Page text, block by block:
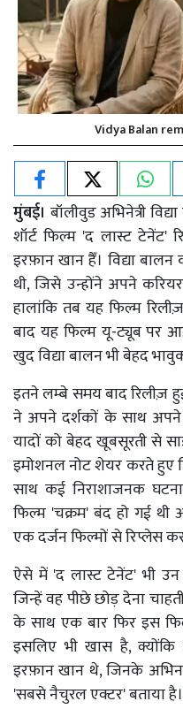
Vidya Balan
मुंबई। बॉलीवुड अभिनेत्री
शॉर्ट फिल्म 'द लास्ट टेनेंट'
इरफ़ान खान हैँ। विद्या
थी, जिसे उन्होंने अपने
हालांकि तब यह फिल्म
बाद यह फिल्म यू-ट्यूब पर
खुद विद्या बालन भी बेहद
इतने लम्बे समय बाद रिलीज़
ने अपने दर्शकों के साथ
यादों को बेहद खूबसूरती से
इमोशनल नोट शेयर करते हुए
साथ कई निराशाजनक
फिल्म 'चक्रम' बंद हो गई
एक दर्जन फिल्मों से रिप्लेस
ऐसे में 'द लास्ट टेनेंट' भी उन
जिन्हें वह पीछे छोड़ देना
के साथ एक बार फिर इस
इसलिए भी खास है,
इरफ़ान खान थे, जिनके
'सबसे नैचुरल एक्टर' बताया है।